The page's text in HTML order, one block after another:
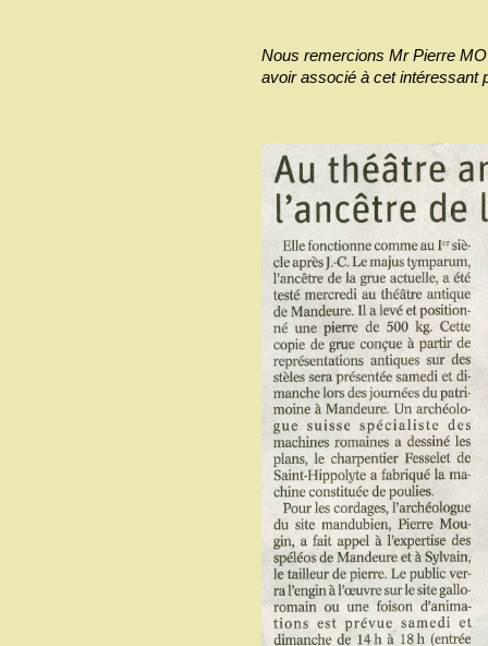
Nous remercions Mr Pierre
avoir associé à cet intéressant